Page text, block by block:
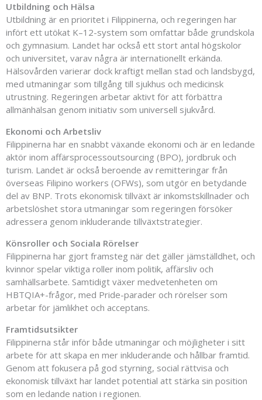
Utbildning och Hälsa
Utbildning är en prioritet i Filippinerna, och regeringen har
infört ett utökat K–12-system som omfattar både grundskola
och gymnasium. Landet har också ett stort antal högskolor
och universitet, varav några är internationellt erkända.
Hälsovården varierar dock kraftigt mellan stad och landsbygd,
med utmaningar som tillgång till sjukhus och medicinsk
utrustning. Regeringen arbetar aktivt för att förbättra
allmänhälsan genom initiativ som universell sjukvård.
Ekonomi och Arbetsliv
Filippinerna har en snabbt växande ekonomi och är en ledande
aktör inom affärsprocessoutsourcing (BPO), jordbruk och
turism. Landet är också beroende av remitteringar från
överseas Filipino workers (OFWs), som utgör en betydande
del av BNP. Trots ekonomisk tillväxt är inkomstskillnader och
arbetslöshet stora utmaningar som regeringen försöker
adressera genom inkluderande tillväxtstrategier.
Könsroller och Sociala Rörelser
Filippinerna har gjort framsteg när det gäller jämställdhet, och
kvinnor spelar viktiga roller inom politik, affärsliv och
samhällsarbete. Samtidigt växer medvetenheten om
HBTQIA+-frågor, med Pride-parader och rörelser som
arbetar för jämlikhet och acceptans.
Framtidsutsikter
Filippinerna står inför både utmaningar och möjligheter i sitt
arbete för att skapa en mer inkluderande och hållbar framtid.
Genom att fokusera på god styrning, social rättvisa och
ekonomisk tillväxt har landet potential att stärka sin position
som en ledande nation i regionen.